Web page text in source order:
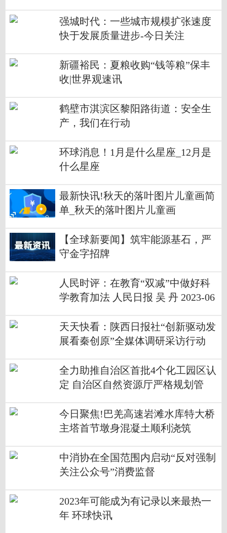
强城时代：一些城市规模扩张速度
快于发展质量进步-今日关注
新疆裕民：夏粮收购“钱等粮”保丰
收|世界观速讯
鹤壁市淇滨区黎阳路街道：安全生
产，我们在行动
环球消息！1月是什么星座_12月是
什么星座
最新快讯!秋天的落叶图片儿童画简
单_秋天的落叶图片儿童画
【全球新要闻】筑牢能源基石，严
守金字招牌
人民时评：在教育“双减”中做好科
学教育加法 人民日报 吴 丹 2023-06
天天快看：陕西日报社“创新驱动发
展看秦创原”全媒体调研采访行动
建“四链”深度融合服务生态
全力助推自治区首批4个化工园区认
定 自治区自然资源厅严格规划管
今日聚焦!巴羌高速岩滩水库特大桥
主塔首节墩身混凝土顺利浇筑
中消协在全国范围内启动“反对强制
关注公众号”消费监督
2023年可能成为有记录以来最热一
年 环球快讯